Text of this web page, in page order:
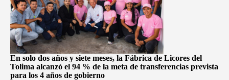
En solo dos años y siete meses, la Fábrica de Licores del
Tolima alcanzó el 94 % de la meta de transferencias prevista
para los 4 años de gobierno